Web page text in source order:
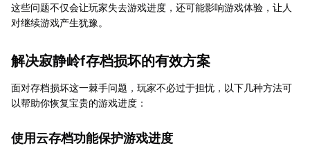
这些问题不仅会让玩家失去游戏进度，还可能影响游戏体验，让人
对继续游戏产生犹豫。
解决寂静岭f存档损坏的有效方案
面对存档损坏这一棘手问题，玩家不必过于担忧，以下几种方法可
以帮助你恢复宝贵的游戏进度：
使用云存档功能保护游戏进度